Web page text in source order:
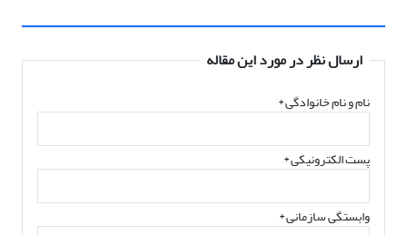
ارسال نظر در مورد این مقاله
نام و نام خانوادگی*
پست الکترونیکی*
وابستگی سازمانی *